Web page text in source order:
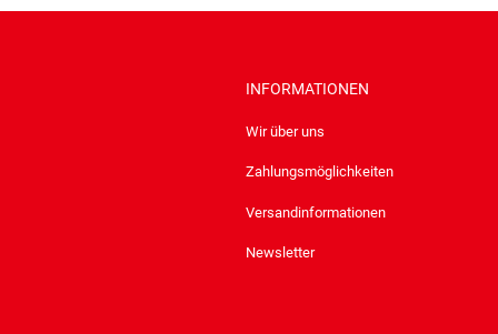
INFORMATIONEN
Wir über uns
Zahlungsmöglichkeiten
Versandinformationen
Newsletter